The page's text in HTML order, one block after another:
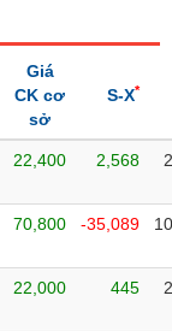
Giá
CK cơ
sở
S-X*
22,400 2,568
70,800 -35,089
22,000 445